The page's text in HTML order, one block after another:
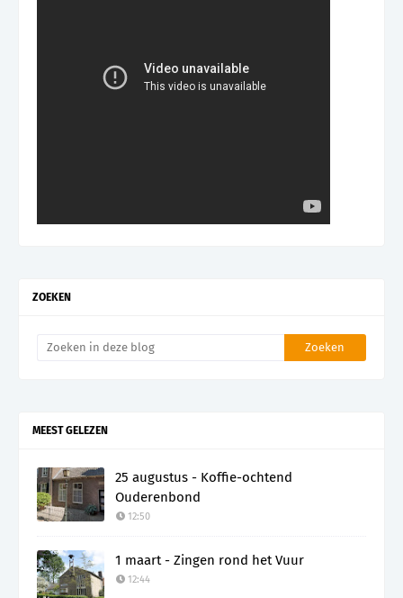
ZOEKEN
MEEST GELEZEN
25 augustus - Koffie-ochtend
Ouderenbond
12:50
1 maart - Zingen rond het Vuur
12:44